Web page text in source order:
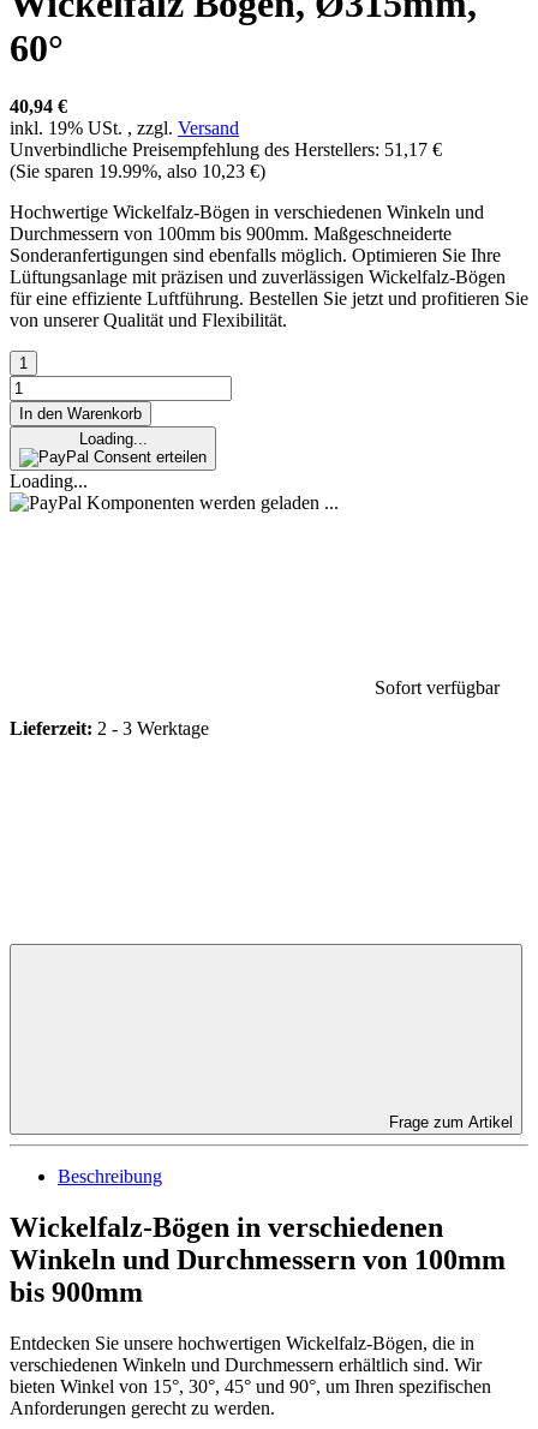
60°
40,94 €
inkl. 19% USt. , zzgl. Versand
Unverbindliche Preisempfehlung des Herstellers: 51,17 €
(Sie sparen 19.99%, also 10,23 €)
Hochwertige Wickelfalz-Bögen in verschiedenen Winkeln und
Durchmessern von 100mm bis 900mm. Maßgeschneiderte
Sonderanfertigungen sind ebenfalls möglich. Optimieren Sie Ihre
Lüftungsanlage mit präzisen und zuverlässigen Wickelfalz-Bögen
für eine effiziente Luftführung. Bestellen Sie jetzt und profitieren Sie
von unserer Qualität und Flexibilität.
In den Warenkorb
Loading...
Consent erteilen
Loading...
Komponenten werden geladen ...
Sofort verfügbar
Lieferzeit: 2 - 3 Werktage
Frage zum Artikel
Beschreibung
Wickelfalz-Bögen in verschiedenen
Winkeln und Durchmessern von 100mm
bis 900mm
Entdecken Sie unsere hochwertigen Wickelfalz-Bögen, die in
verschiedenen Winkeln und Durchmessern erhältlich sind. Wir
bieten Winkel von 15°, 30°, 45° und 90°, um Ihren spezifischen
Anforderungen gerecht zu werden.